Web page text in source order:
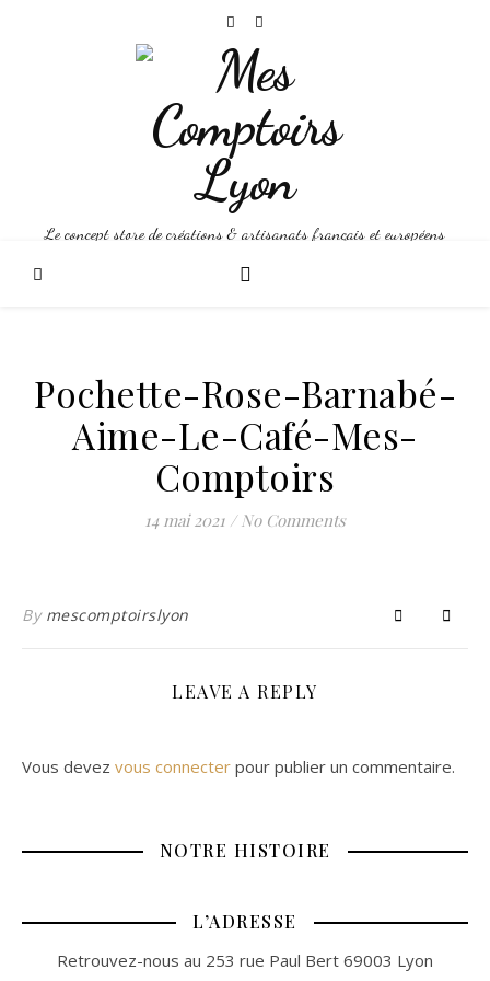
Le concept store de créations & artisanats français et européens
Pochette-Rose-Barnabé-
Aime-Le-Café-Mes-
Comptoirs
14 mai 2021 / No Comments
By mescomptoirslyon
LEAVE A REPLY
Vous devez vous connecter pour publier un commentaire.
NOTRE HISTOIRE
L’ADRESSE
Retrouvez-nous au 253 rue Paul Bert 69003 Lyon